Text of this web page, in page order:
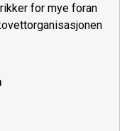
for mye foran